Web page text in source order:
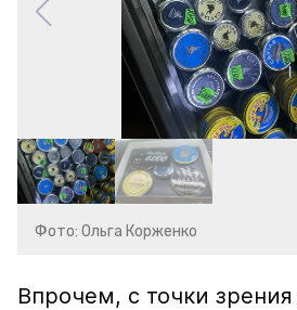
Фото: Ольга Корженко
Впрочем, с точки зрения